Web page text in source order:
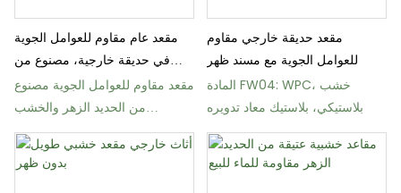
مقعد عام مقاوم للعوامل الجوية
في حديقة خارجية، مصنوع من
الخشب والبلاستيك المركب.
مقعد مقاوم للعوامل الجوية مصنوع
من الحديد الزهر والخشب
والبلاستيك المركب شديد التحمل
FW20
مقعد حديقة خارجي مقاوم
للعوامل الجوية مع مسند ظهر
المادة FW04: WPC، خشب
بلاستيكي، بلاستيك معاد تدويره